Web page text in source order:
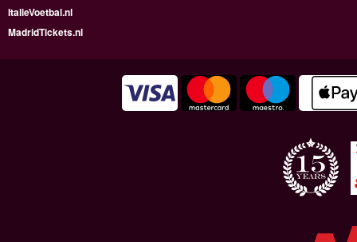
ItalieVoetbal.nl
MadridTickets.nl